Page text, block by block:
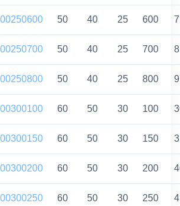
50 40 25 600
50 40 25 700
50 40 25 800
60 50 30 100
60 50 30 150
60 50 30 200
60 50 30 250